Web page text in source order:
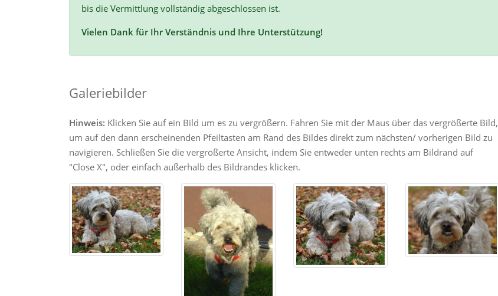
bis die Vermittlung vollständig abgeschlossen ist.
Vielen Dank für Ihr Verständnis und Ihre Unterstützung!
Galeriebilder
Hinweis: Klicken Sie auf ein Bild um es zu vergrößern. Fahren Sie mit der Maus über das vergrößerte Bild,
um auf den dann erscheinenden Pfeiltasten am Rand des Bildes direkt zum nächsten/ vorherigen Bild zu
navigieren. Schließen Sie die vergrößerte Ansicht, indem Sie entweder unten rechts am Bildrand auf
"Close X", oder einfach außerhalb des Bildrandes klicken.